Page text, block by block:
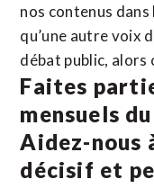
nos contenus dans
qu’une autre voix
débat public, alors
Faites
mensuels
Aidez-nous
décisif et